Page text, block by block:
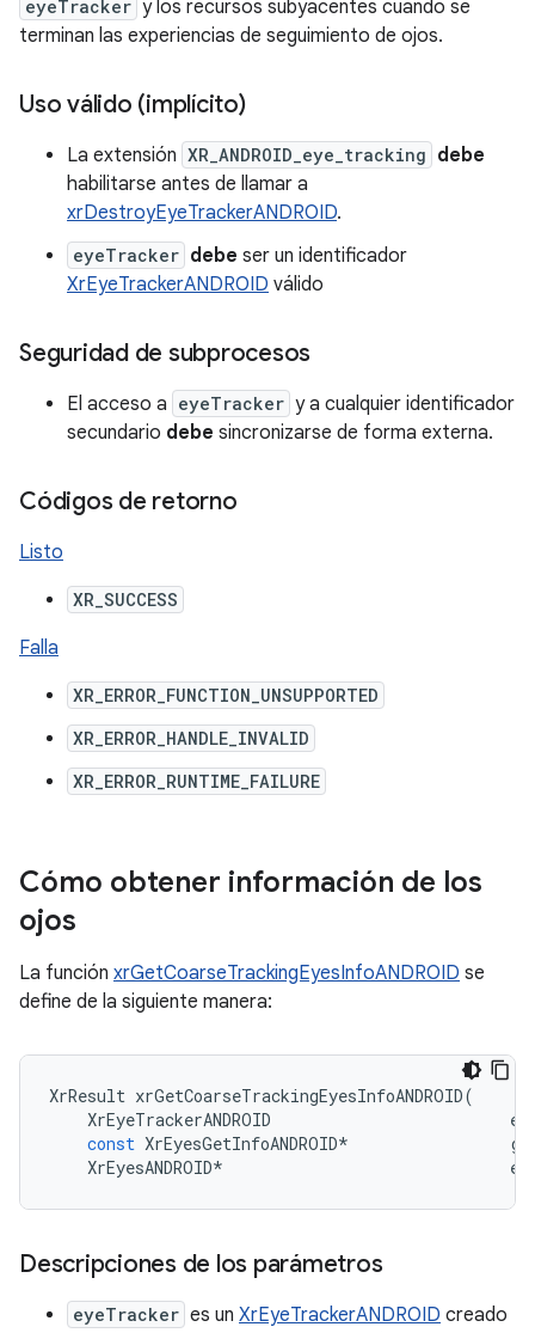
eyeTracker y los recursos subyacentes cuando se
terminan las experiencias de seguimiento de ojos.
Uso válido (implícito)
La extensión XR_ANDROID_eye_tracking debe
habilitarse antes de llamar a
xrDestroyEyeTrackerANDROID.
eyeTracker debe ser un identificador
XrEyeTrackerANDROID válido
Seguridad de subprocesos
El acceso a eyeTracker y a cualquier identificador
secundario debe sincronizarse de forma externa.
Códigos de retorno
Listo
XR_SUCCESS
Falla
XR_ERROR_FUNCTION_UNSUPPORTED
XR_ERROR_HANDLE_INVALID
XR_ERROR_RUNTIME_FAILURE
Cómo obtener información de los
ojos
La función xrGetCoarseTrackingEyesInfoANDROID se
define de la siguiente manera:
XrResult xrGetCoarseTrackingEyesInfoANDROID(
XrEyeTrackerANDROID
const XrEyesGetInfoANDROID*
XrEyesANDROID*
Descripciones de los parámetros
eyeTracker es un XrEyeTrackerANDROID creado